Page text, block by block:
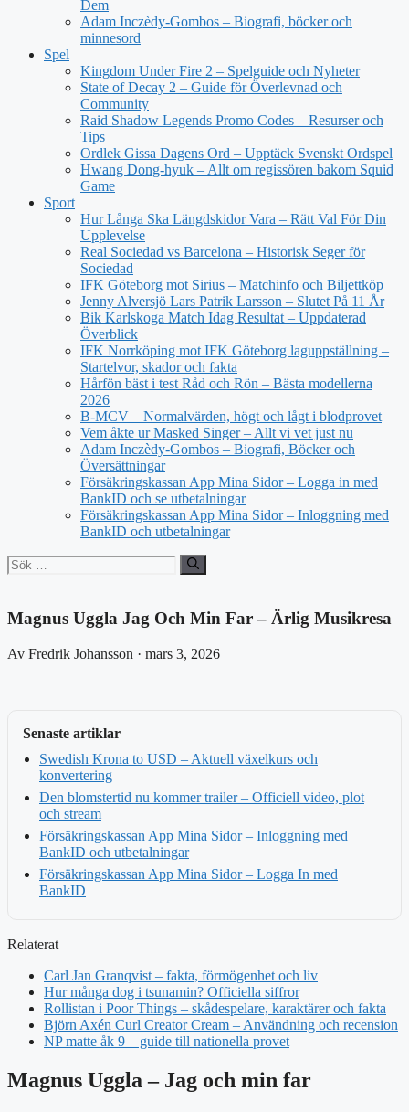
Dem
Adam Inczèdy-Gombos – Biografi, böcker och
minnesord
Spel
Kingdom Under Fire 2 – Spelguide och Nyheter
State of Decay 2 – Guide för Överlevnad och
Community
Raid Shadow Legends Promo Codes – Resurser och
Tips
Ordlek Gissa Dagens Ord – Upptäck Svenskt Ordspel
Hwang Dong-hyuk – Allt om regissören bakom Squid
Game
Sport
Hur Långa Ska Längdskidor Vara – Rätt Val För Din
Upplevelse
Real Sociedad vs Barcelona – Historisk Seger för
Sociedad
IFK Göteborg mot Sirius – Matchinfo och Biljettköp
Jenny Alversjö Lars Patrik Larsson – Slutet På 11 År
Bik Karlskoga Match Idag Resultat – Uppdaterad
Överblick
IFK Norrköping mot IFK Göteborg laguppställning –
Startelvor, skador och fakta
Hårfön bäst i test Råd och Rön – Bästa modellerna
2026
B-MCV – Normalvärden, högt och lågt i blodprovet
Vem åkte ur Masked Singer – Allt vi vet just nu
Adam Inczèdy-Gombos – Biografi, Böcker och
Översättningar
Försäkringskassan App Mina Sidor – Logga in med
BankID och se utbetalningar
Försäkringskassan App Mina Sidor – Inloggning med
BankID och utbetalningar
Sök
efter:
Magnus Uggla Jag Och Min Far – Ärlig Musikresa
Av Fredrik Johansson · mars 3, 2026
Senaste artiklar
Swedish Krona to USD – Aktuell växelkurs och
konvertering
Den blomstertid nu kommer trailer – Officiell video, plot
och stream
Försäkringskassan App Mina Sidor – Inloggning med
BankID och utbetalningar
Försäkringskassan App Mina Sidor – Logga In med
BankID
Relaterat
Carl Jan Granqvist – fakta, förmögenhet och liv
Hur många dog i tsunamin? Officiella siffror
Rollistan i Poor Things – skådespelare, karaktärer och fakta
Björn Axén Curl Creator Cream – Användning och recension
NP matte åk 9 – guide till nationella provet
Magnus Uggla – Jag och min far